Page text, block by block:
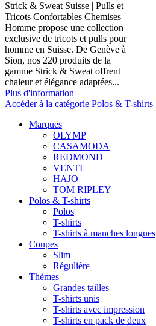
Strick & Sweat Suisse | Pulls et
Tricots Confortables Chemises
Homme propose une collection
exclusive de tricots et pulls pour
homme en Suisse. De Genève à
Sion, nos 220 produits de la
gamme Strick & Sweat offrent
chaleur et élégance adaptées...
Plus d'information
Accéder à la catégorie Polos & T-shirts
Marques
OLYMP
CASAMODA
REDMOND
VENTI
HAJO
TOM RIPLEY
Polos & T-shirts
Polos
T-shirts
T-shirts à manches longues
Coupes
Slim
Régulière
Thèmes
Grandes tailles
T-shirts unis
T-shirts avec impression
T-shirts en pack de deux